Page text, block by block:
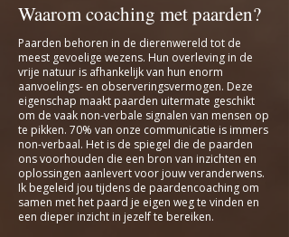
Waarom coaching met paarden?
Paarden behoren in de dierenwereld tot de
meest gevoelige wezens. Hun overleving in de
vrije natuur is afhankelijk van hun enorm
aanvoelings- en observeringsvermogen. Deze
eigenschap maakt paarden uitermate geschikt
om de vaak non-verbale signalen van mensen op
te pikken. 70% van onze communicatie is immers
non-verbaal. Het is de spiegel die de paarden
ons voorhouden die een bron van inzichten en
oplossingen aanlevert voor jouw veranderwens.
Ik begeleid jou tijdens de paardencoaching om
samen met het paard je eigen weg te vinden en
een dieper inzicht in jezelf te bereiken.